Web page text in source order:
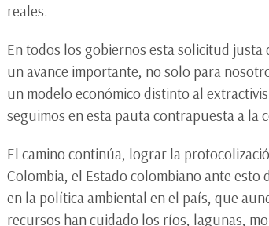
reales.
En todos los gobiernos esta solicitud
un avance importante, no solo para
un modelo económico distinto al
seguimos en esta pauta contrapuesta a la
El camino continúa, lograr la
Colombia, el Estado colombiano ante
en la política ambiental en el país, que
recursos han cuidado los ríos, lagunas,